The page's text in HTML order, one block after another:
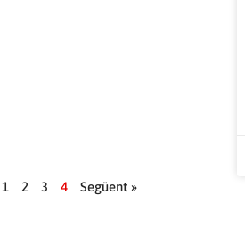
1 2 3 4 Següent »